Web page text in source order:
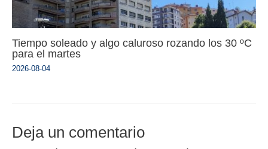
Tiempo soleado y algo caluroso rozando los 30 ºC
para el martes
2026-08-04
Deja un comentario